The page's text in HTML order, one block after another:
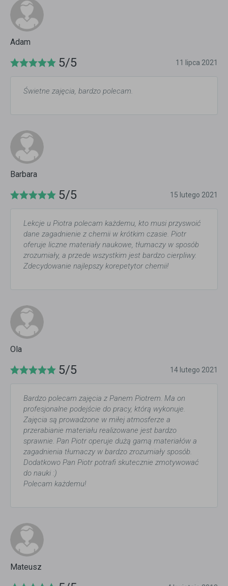
Adam
5/5 11 lipca 2021
Świetne zajęcia, bardzo polecam.
Barbara
5/5 15 lutego 2021
Lekcje u Piotra polecam każdemu, kto musi przyswoić
dane zagadnienie z chemii w krótkim czasie. Piotr
oferuje liczne materiały naukowe, tłumaczy w sposób
zrozumiały, a przede wszystkim jest bardzo cierpliwy.
Zdecydowanie najlepszy korepetytor chemii!
Ola
5/5 14 lutego 2021
Bardzo polecam zajęcia z Panem Piotrem. Ma on
profesjonalne podejście do pracy, którą wykonuje.
Zajęcia są prowadzone w miłej atmosferze a
przerabianie materiału realizowane jest bardzo
sprawnie. Pan Piotr operuje dużą gamą materiałów a
zagadnienia tłumaczy w bardzo zrozumiały sposób.
Dodatkowo Pan Piotr potrafi skutecznie zmotywować
do nauki :)
Polecam każdemu!
Mateusz